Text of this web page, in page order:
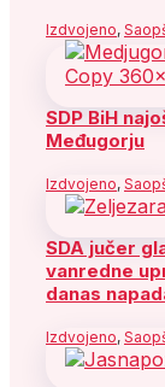
Izdvojeno,
SDP BiH
Međugorju
Izdvojeno,
SDA jučer
vanredne
danas
Izdvojeno,